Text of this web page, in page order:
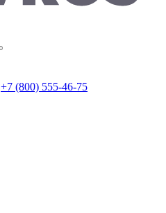
+7 (800) 555-46-75